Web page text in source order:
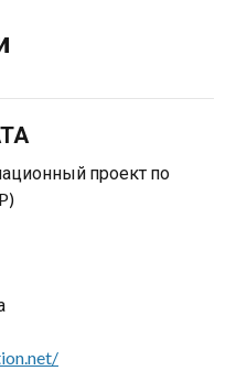
проект по